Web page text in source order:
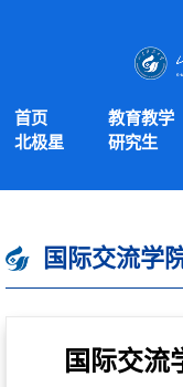
首页 教育教学
北极星
研究生
国际交流学
国际交流